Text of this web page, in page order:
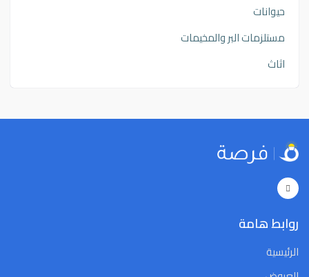
حيوانات
مستلزمات البر والمخيمات
اثاث
روابط هامة
الرئيسية